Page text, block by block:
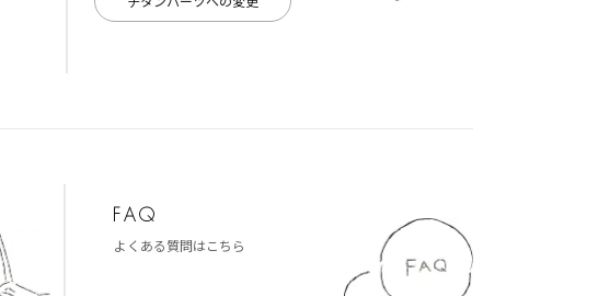
よくある質問はこちら